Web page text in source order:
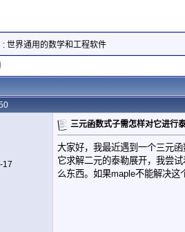
: 世界通用的数学和工程软件
17
三元函数式子需怎样对它进行
大家好，我最近遇到一个三元
它求解二元的泰勒展开，我尝
么东西。如果maple不能解决这